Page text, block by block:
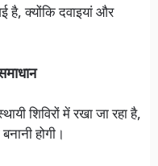
है, क्योंकि दवाइयां और
शिविरों में रखा जा रहा है,
होगी।